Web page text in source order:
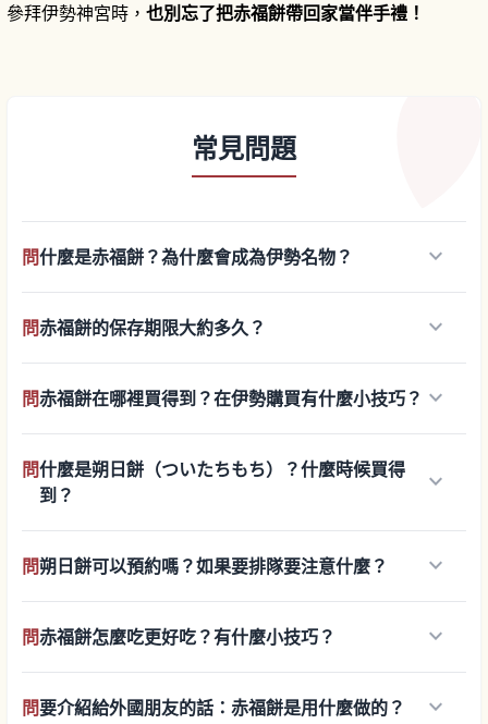
參拜伊勢神宮時， 也別忘了把赤福餅帶回家當伴手禮！
常見問題
問什麼是赤福餅？為什麼會成為伊勢名物？ keyboard_arrow_down
問赤福餅的保存期限大約多久？ keyboard_arrow_down
問赤福餅在哪裡買得到？在伊勢購買有什麼小技巧？ keyboard_arrow_down
問什麼是朔日餅（ついたちもち）？什麼時候買得
到？
keyboard_arrow_down
問朔日餅可以預約嗎？如果要排隊要注意什麼？ keyboard_arrow_down
問赤福餅怎麼吃更好吃？有什麼小技巧？ keyboard_arrow_down
問要介紹給外國朋友的話：赤福餅是用什麼做的？ keyboard_arrow_down